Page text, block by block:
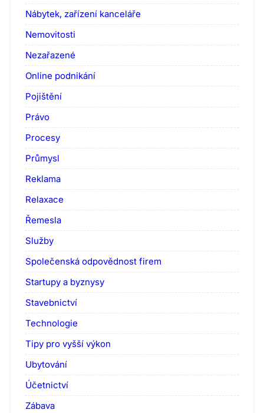
Nábytek, zařízení kanceláře
Nemovitosti
Nezařazené
Online podnikání
Pojištění
Právo
Procesy
Průmysl
Reklama
Relaxace
Řemesla
Služby
Společenská odpovědnost firem
Startupy a byznysy
Stavebnictví
Technologie
Tipy pro vyšší výkon
Ubytování
Účetnictví
Zábava